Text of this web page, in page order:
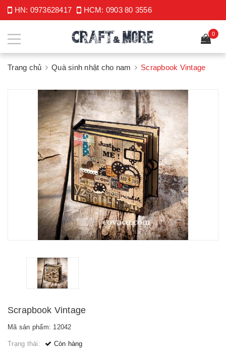
HN: 0973628417 HCM: 0903 80 3556
0
Trang chủ Quà sinh nhật cho nam Scrapbook Vintage
Scrapbook Vintage
Mã sản phẩm: 12042
Trạng thái: Còn hàng